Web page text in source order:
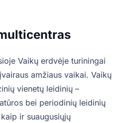
Vaikų erdvėje turiningai
amžiaus vaikai. Vaikų
vienetų leidinių –
bei periodinių leidinių
ir suaugusiųjų